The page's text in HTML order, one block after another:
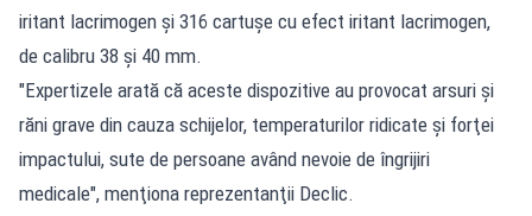
iritant lacrimogen și 316 cartușe cu efect iritant lacrimogen,
de calibru 38 și 40 mm.
"Expertizele arată că aceste dispozitive au provocat arsuri şi
răni grave din cauza schijelor, temperaturilor ridicate şi forţei
impactului, sute de persoane având nevoie de îngrijiri
medicale", menţiona reprezentanţii Declic.